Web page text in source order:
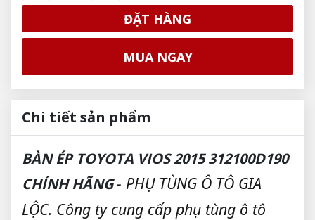
ĐẶT HÀNG
MUA NGAY
Chi tiết sản phẩm
BÀN ÉP TOYOTA VIOS 2015 312100D190
CHÍNH HÃNG- PHỤ TÙNG Ô TÔ GIA
LỘC. Công ty cung cấp phụ tùng ô tô